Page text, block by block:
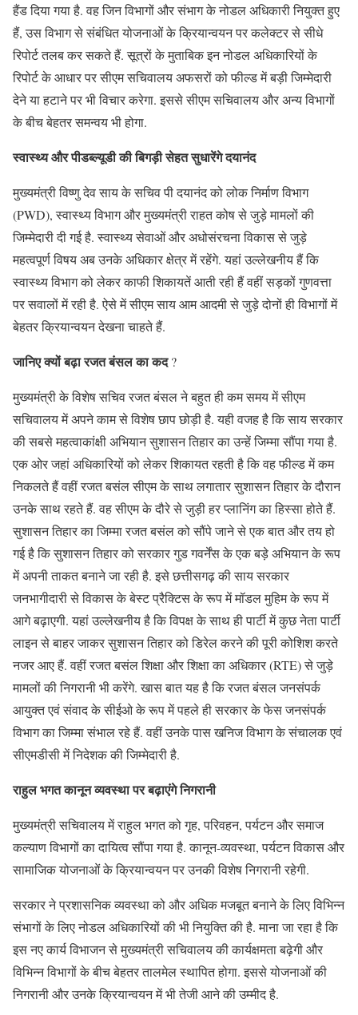
हैंड दिया गया है. वह जिन विभागों और संभाग के नोडल अधिकारी नियुक्त हुए
हैं, उस विभाग से संबंधित योजनाओं के क्रियान्वयन पर कलेक्टर से सीधे
रिपोर्ट तलब कर सकते हैं. सूत्रों के मुताबिक इन नोडल अधिकारियों के
रिपोर्ट के आधार पर सीएम सचिवालय अफसरों को फील्ड में बड़ी जिम्मेदारी
देने या हटाने पर भी विचार करेगा. इससे सीएम सचिवालय और अन्य विभागों
के बीच बेहतर समन्वय भी होगा.
स्वास्थ्य और पीडब्ल्यूडी की बिगड़ी सेहत सुधारेंगे दयानंद
मुख्यमंत्री विष्णु देव साय के सचिव पी दयानंद को लोक निर्माण विभाग
(PWD), स्वास्थ्य विभाग और मुख्यमंत्री राहत कोष से जुड़े मामलों की
जिम्मेदारी दी गई है. स्वास्थ्य सेवाओं और अधोसंरचना विकास से जुड़े
महत्वपूर्ण विषय अब उनके अधिकार क्षेत्र में रहेंगे. यहां उल्लेखनीय हैं कि
स्वास्थ्य विभाग को लेकर काफी शिकायतें आती रही हैं वहीं सड़कों गुणवत्ता
पर सवालों में रही है. ऐसे में सीएम साय आम आदमी से जुड़े दोनों ही विभागों में
बेहतर क्रियान्वयन देखना चाहते हैं.
जानिए क्यों बढ़ा रजत बंसल का कद?
मुख्यमंत्री के विशेष सचिव रजत बंसल ने बहुत ही कम समय में सीएम
सचिवालय में अपने काम से विशेष छाप छोड़ी है. यही वजह है कि साय सरकार
की सबसे महत्वाकांक्षी अभियान सुशासन तिहार का उन्हें जिम्मा सौंपा गया है.
एक ओर जहां अधिकारियों को लेकर शिकायत रहती है कि वह फील्ड में कम
निकलते हैं वहीं रजत बसंल सीएम के साथ लगातार सुशासन तिहार के दौरान
उनके साथ रहते हैं. वह सीएम के दौरे से जुड़ी हर प्लानिंग का हिस्सा होते हैं.
सुशासन तिहार का जिम्मा रजत बसंल को सौंपे जाने से एक बात और तय हो
गई है कि सुशासन तिहार को सरकार गुड गवर्नेंस के एक बड़े अभियान के रूप
में अपनी ताकत बनाने जा रही है. इसे छत्तीसगढ़ की साय सरकार
जनभागीदारी से विकास के बेस्ट प्रैक्टिस के रूप में मॉडल मुहिम के रूप में
आगे बढ़ाएगी. यहां उल्लेखनीय है कि विपक्ष के साथ ही पार्टी में कुछ नेता पार्टी
लाइन से बाहर जाकर सुशासन तिहार को डिरेल करने की पूरी कोशिश करते
नजर आए हैं. वहीं रजत बसंल शिक्षा और शिक्षा का अधिकार (RTE) से जुड़े
मामलों की निगरानी भी करेंगे. खास बात यह है कि रजत बंसल जनसंपर्क
आयुक्त एवं संवाद के सीईओ के रूप में पहले ही सरकार के फेस जनसंपर्क
विभाग का जिम्मा संभाल रहे हैं. वहीं उनके पास खनिज विभाग के संचालक एवं
सीएमडीसी में निदेशक की जिम्मेदारी है.
राहुल भगत कानून व्यवस्था पर बढ़ाएंगे निगरानी
मुख्यमंत्री सचिवालय में राहुल भगत को गृह, परिवहन, पर्यटन और समाज
कल्याण विभागों का दायित्व सौंपा गया है. कानून-व्यवस्था, पर्यटन विकास और
सामाजिक योजनाओं के क्रियान्वयन पर उनकी विशेष निगरानी रहेगी.
सरकार ने प्रशासनिक व्यवस्था को और अधिक मजबूत बनाने के लिए विभिन्न
संभागों के लिए नोडल अधिकारियों की भी नियुक्ति की है. माना जा रहा है कि
इस नए कार्य विभाजन से मुख्यमंत्री सचिवालय की कार्यक्षमता बढ़ेगी और
विभिन्न विभागों के बीच बेहतर तालमेल स्थापित होगा. इससे योजनाओं की
निगरानी और उनके क्रियान्वयन में भी तेजी आने की उम्मीद है.